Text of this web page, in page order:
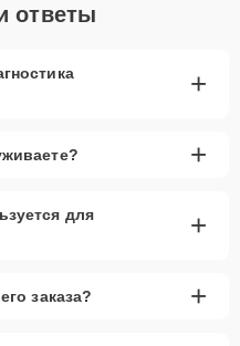
ответы
+
+
для
+
заказа?
+